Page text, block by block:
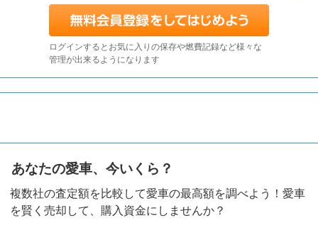
ログインするとお気に入りの保存や燃費記録など様々な
管理が出来るようになります
あなたの愛車、今いくら？
複数社の査定額を比較して愛車の最高額を調べよう！愛車
を賢く売却して、購入資金にしませんか？